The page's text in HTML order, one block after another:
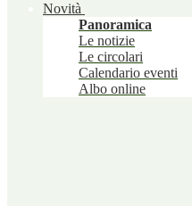
Novità
Panoramica
Le notizie
Le circolari
Calendario eventi
Albo online